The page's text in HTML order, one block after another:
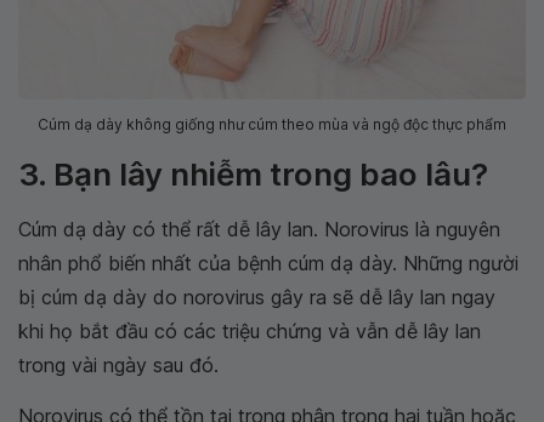
Cúm dạ dày không giống như cúm theo mùa và ngộ độc thực phẩm
3. Bạn lây nhiễm trong bao lâu?
Cúm dạ dày có thể rất dễ lây lan. Norovirus là nguyên
nhân phổ biến nhất của bệnh cúm dạ dày. Những người
bị cúm dạ dày do norovirus gây ra sẽ dễ lây lan ngay
khi họ bắt đầu có các triệu chứng và vẫn dễ lây lan
trong vài ngày sau đó.
Norovirus có thể tồn tại trong phân trong hai tuần hoặc